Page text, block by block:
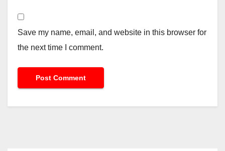
Save my name, email, and website in this browser for
the next time I comment.